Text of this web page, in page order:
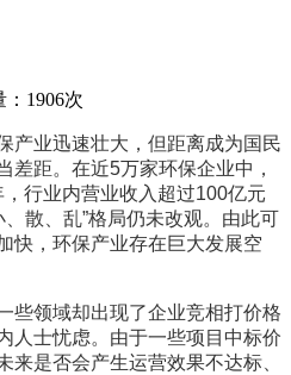
：1906次
业迅速壮大，但距离成为国民
差距。在近5万家环保企业中，
行业内营业收入超过100亿元
散、乱”格局仍未改观。由此可
快，环保产业存在巨大发展空
领域却出现了企业竞相打价格
人士忧虑。由于一些项目中标价
来是否会产生运营效果不达标、